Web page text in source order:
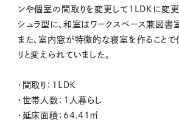
ンや個室の間取りを変更して1LDKに変更
シュラ型に、和室はワークスペース兼図書
また、室内窓が特徴的な寝室を作ること
リと変えられていました。
・間取り：1ＬＤＫ
・世帯人数：1人暮らし
・延床面積：64.41㎡